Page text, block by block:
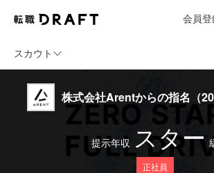
会員
スカウト
株式会社Arentからの指名（
提示年収 スター
正社員